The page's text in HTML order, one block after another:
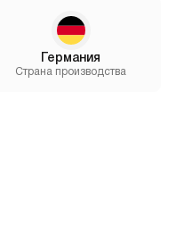
Германия
Страна производства